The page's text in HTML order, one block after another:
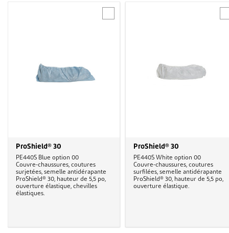
ProShield® 30
PE440S Blue option 00
Couvre-chaussures, coutures
surjetées, semelle antidérapante
ProShield® 30, hauteur de 5,5 po,
ouverture élastique, chevilles
élastiques.
ProShield® 30
PE440S White option 00
Couvre-chaussures, coutures
surfilées, semelle antidérapante
ProShield® 30, hauteur de 5,5 po,
ouverture élastique.